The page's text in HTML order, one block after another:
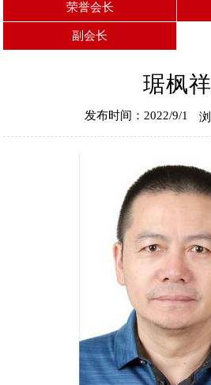
荣誉会长
副会长
琚枫祥
发布时间：2022/9/1